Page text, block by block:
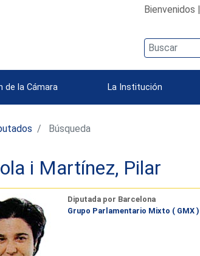
Bienvenidos |
de la Cámara La Institución
Búsqueda
i Martínez, Pilar
Diputada por Barcelona
Grupo Parlamentario Mixto ( GMX )